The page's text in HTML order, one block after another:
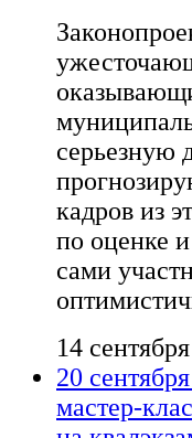
серьезную
кадров из
по оценке
сами
14
20
мастер-